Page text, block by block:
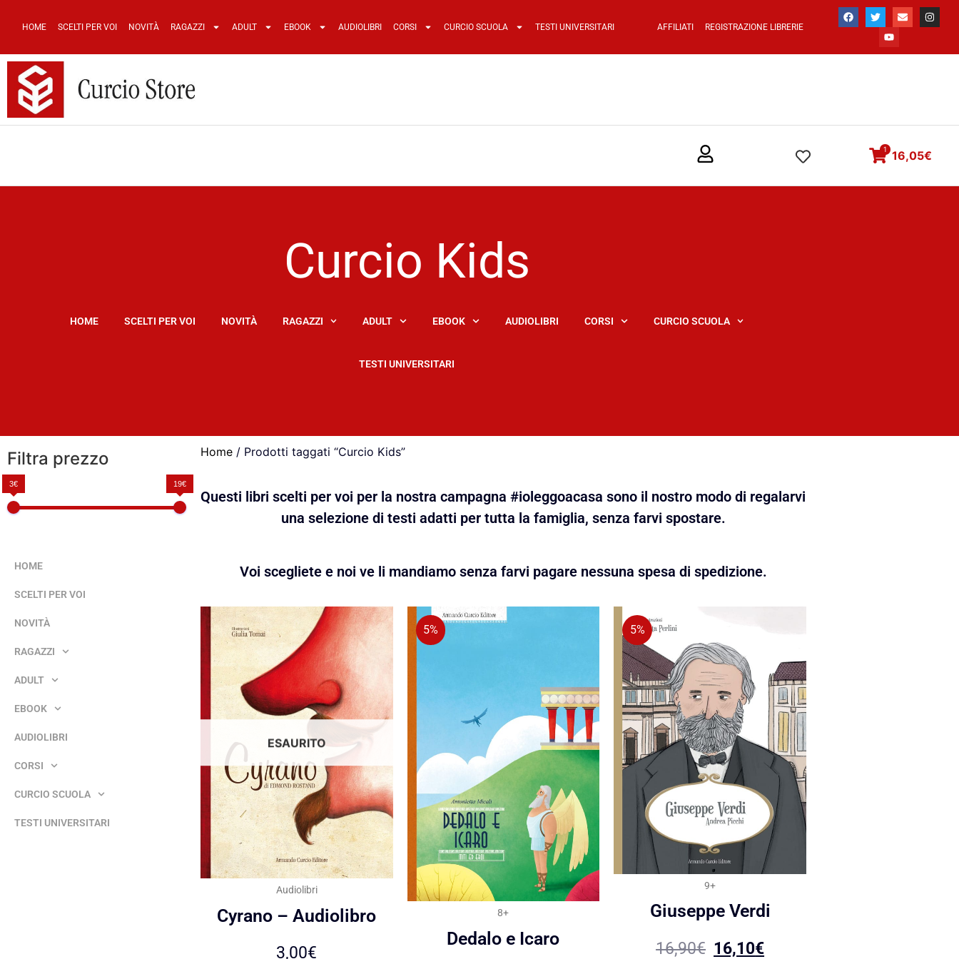
HOME SCELTI PER VOI NOVITÀ RAGAZZI ADULT EBOOK AUDIOLIBRI CORSI CURCIO SCUOLA TESTI UNIVERSITARI AFFILIATI REGISTRAZIONE LIBRERIE
16,05€
1
Curcio Kids
HOME SCELTI PER VOI NOVITÀ RAGAZZI ADULT EBOOK AUDIOLIBRI CORSI CURCIO SCUOLA
TESTI UNIVERSITARI
Filtra prezzo
3€ 19€
HOME
SCELTI PER VOI
NOVITÀ
RAGAZZI
ADULT
EBOOK
AUDIOLIBRI
CORSI
CURCIO SCUOLA
TESTI UNIVERSITARI
Home / Prodotti taggati “Curcio Kids”
Questi libri scelti per voi per la nostra campagna #ioleggoacasa sono il nostro modo di regalarvi
una selezione di testi adatti per tutta la famiglia, senza farvi spostare.
Voi scegliete e noi ve li mandiamo senza farvi pagare nessuna spesa di spedizione.
ESAURITO
Audiolibri
Cyrano – Audiolibro
3,00€
5%
8+
Dedalo e Icaro
5%
9+
Giuseppe Verdi
16,90€ 16,10€